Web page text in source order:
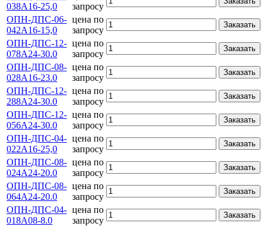
038А16-25,0
запросу
ОПН-ДПС-06-
042А16-15,0
цена по
запросу
Заказать
ОПН-ДПС-12-
078А24-30.0
цена по
запросу
Заказать
ОПН-ДПС-08-
028А16-23.0
цена по
запросу
Заказать
ОПН-ДПС-12-
288А24-30.0
цена по
запросу
Заказать
ОПН-ДПС-12-
056А24-30.0
цена по
запросу
Заказать
ОПН-ДПС-04-
022А16-25,0
цена по
запросу
Заказать
ОПН-ДПС-08-
024А24-20.0
цена по
запросу
Заказать
ОПН-ДПС-08-
064А24-20.0
цена по
запросу
Заказать
ОПН-ДПС-04-
018А08-8.0
цена по
запросу
Заказать